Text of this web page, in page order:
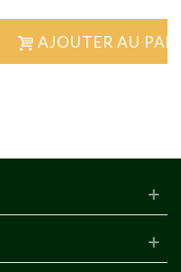
AJOUTER AU